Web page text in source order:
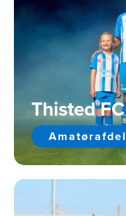
Thisted FC